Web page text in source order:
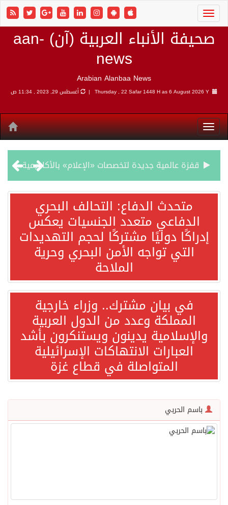
صحيفة الأنباء العربية (آن) aan-
news
Arabian Alanbaa News
Thursday , 22 Safar 1448 H as6 August 2026 Y | أغسطس 29, 2023 , 11:34 ص
قفزة عالمية جديدة لتخصصات «الإعلام» بالأكاديمية العربية هيئة AQAS الألمانية تمنح برامج الإعلام بالأكاديمية العربية الاعتماد غير المشروط وفق المعايير الأوروبية..
بمشاركة السعودية.. اجتماع رباعي يبحث خفض التصعيد ومعالجة التحديات الأمنية الراهنة
وزير الخارجية السعودي: جميع إجراءات إسرائيل الأحادية في أراضي فلسطين باطلة
ورقة بحثية: التحالف البحري الدفاعي بقيادة الرياض يعيد صياغة مفهوم أمن البحار
ترامب: الأمير محمد بن سلمان يفضل الحوار بخصوص إيران لخفض التصعيد
متحدث الدفاع: التحالف البحري
الدفاعي متعدد الجنسيات يعكس
إدراكًا دوليًا مشتركًا لحجم التهديدات
التي تواجه الأمن البحري وحرية
الملاحة
في بيان مشترك.. وزراء خارجية
المملكة وعدد من الدول العربية
والإسلامية يدينون ويستنكرون بأشد
العبارات الانتهاكات الإسرائيلية
المتواصلة في قطاع غزة
باسم الحربي